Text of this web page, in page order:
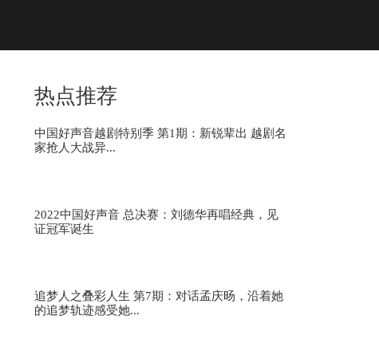
热点推荐
中国好声音越剧特别季 第1期：新锐辈出 越剧名
家抢人大战异...
2022中国好声音 总决赛：刘德华再唱经典，见
证冠军诞生
追梦人之叠彩人生 第7期：对话孟庆旸，沿着她
的追梦轨迹感受她...